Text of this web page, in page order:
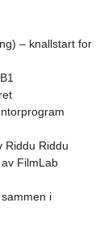
– knallstart for
Riddu Riddu
FilmLab
i